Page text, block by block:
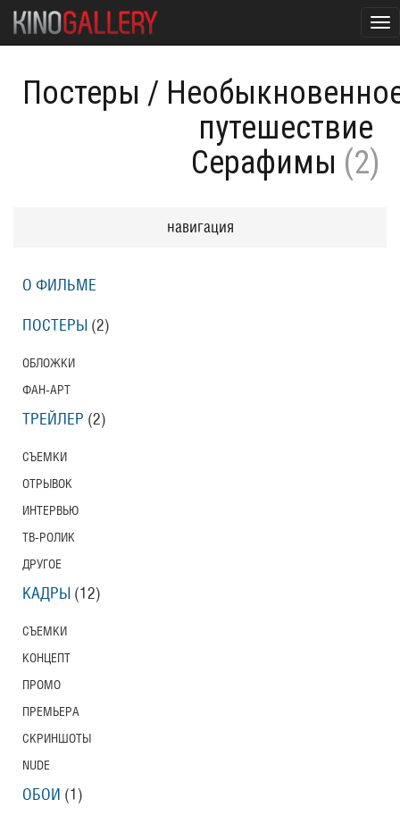
Постеры /
путешествие
Серафимы (2)
навигация
О ФИЛЬМЕ
ПОСТЕРЫ (2)
ОБЛОЖКИ
ФАН-АРТ
ТРЕЙЛЕР (2)
СЪЕМКИ
ОТРЫВОК
ИНТЕРВЬЮ
ТВ-РОЛИК
ДРУГОЕ
КАДРЫ (12)
СЪЕМКИ
КОНЦЕПТ
ПРОМО
ПРЕМЬЕРА
СКРИНШОТЫ
NUDE
ОБОИ (1)